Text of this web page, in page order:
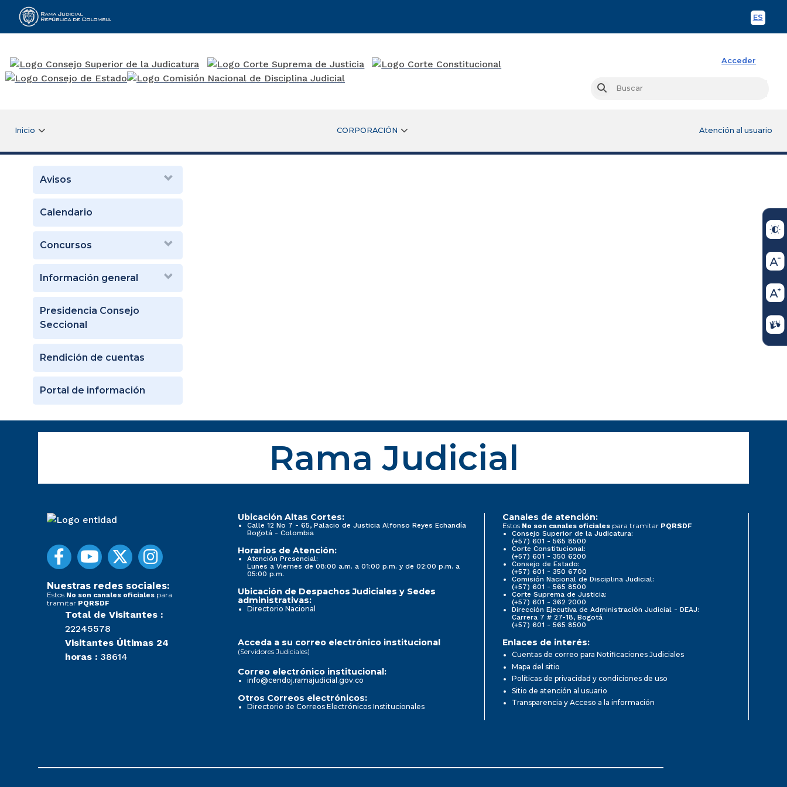
ES
Rama Judicial
Acceder
Buscar
Inicio CORPORACIÓN Atención al usuario
Avisos
Calendario
Concursos
Información general
Presidencia Consejo
Seccional
Rendición de cuentas
Portal de información
Rama Judicial
Nuestras redes sociales:
Estos No son canales oficiales para
tramitar PQRSDF
Total de Visitantes :
22245578
Visitantes Últimas 24
horas : 38614
Ubicación Altas Cortes:
Calle 12 No 7 - 65, Palacio de Justicia Alfonso Reyes Echandía
Bogotá - Colombia
Horarios de Atención:
Atención Presencial:
Lunes a Viernes de 08:00 a.m. a 01:00 p.m. y de 02:00 p.m. a
05:00 p.m.
Ubicación de Despachos Judiciales y Sedes
administrativas:
Directorio Nacional
Canales de atención:
Estos No son canales oficiales para tramitar PQRSDF
Consejo Superior de la Judicatura:
(+57) 601 - 565 8500
Corte Constitucional:
(+57) 601 - 350 6200
Consejo de Estado:
(+57) 601 - 350 6700
Comisión Nacional de Disciplina Judicial:
(+57) 601 - 565 8500
Corte Suprema de Justicia:
(+57) 601 - 362 2000
Dirección Ejecutiva de Administración Judicial - DEAJ:
Carrera 7 # 27-18, Bogotá
(+57) 601 - 565 8500
Acceda a su correo electrónico institucional
(Servidores Judiciales)
Correo electrónico institucional:
info@cendoj.ramajudicial.gov.co
Otros Correos electrónicos:
Directorio de Correos Electrónicos Institucionales
Enlaces de interés:
Cuentas de correo para Notificaciones Judiciales
Mapa del sitio
Políticas de privacidad y condiciones de uso
Sitio de atención al usuario
Transparencia y Acceso a la información